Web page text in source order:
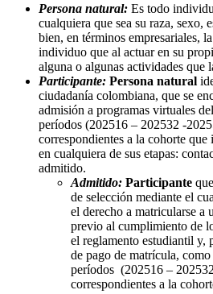
Persona natural: Es todo
cualquiera que sea su raza, sexo,
bien, en términos empresariales,
individuo que al actuar en su
alguna o algunas actividades que
Participante: Persona natural
ciudadanía colombiana, que se
admisión a programas virtuales
períodos (202516 – 202532 -
correspondientes a la cohorte
en cualquiera de sus etapas:
admitido.
Admitido: Participante
de selección mediante el
el derecho a matricularse a
previo al cumplimiento de
el reglamento estudiantil y,
de pago de matrícula,
períodos (202516 –
correspondientes a la